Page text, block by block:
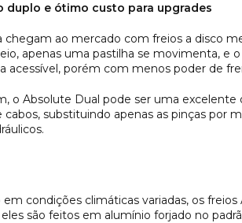
duplo e ótimo custo para upgrades
ao mercado com freios a disco
apenas uma pastilha se movimenta, e
acessível, porém com menos poder de
o Absolute Dual pode ser uma
substituindo apenas as pinças por
condições climáticas variadas, os
são feitos em alumínio forjado no